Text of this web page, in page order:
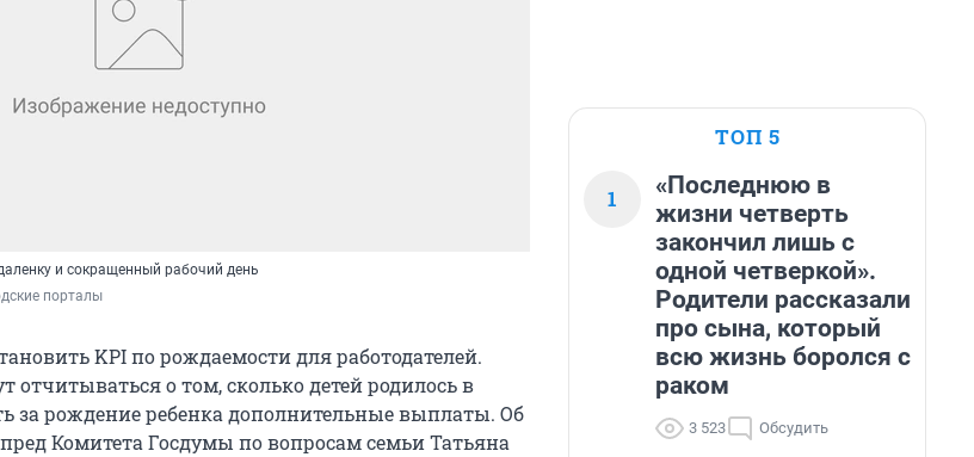
и сокращенный рабочий день
порталы
KPI по рождаемости для работодателей.
о том, сколько детей родилось в
за рождение ребенка дополнительные выплаты. Об
Комитета Госдумы по вопросам семьи Татьяна
ТОП 5
1
«Последнюю в
жизни четверть
закончил лишь с
одной четверкой».
Родители рассказали
про сына, который
всю жизнь боролся с
раком
3 523 Обсудить